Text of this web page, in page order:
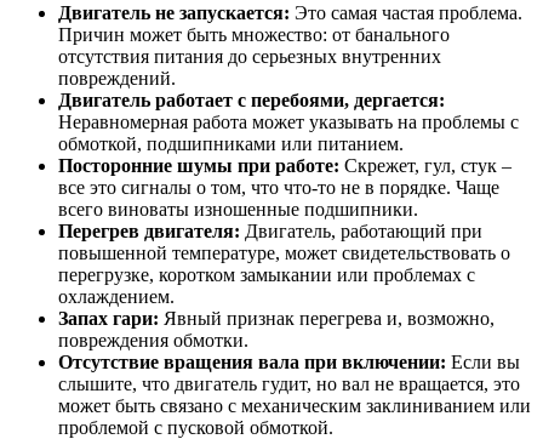
Двигатель не запускается: Это самая частая проблема.
Причин может быть множество: от банального
отсутствия питания до серьезных внутренних
повреждений.
Двигатель работает с перебоями, дергается:
Неравномерная работа может указывать на проблемы с
обмоткой, подшипниками или питанием.
Посторонние шумы при работе: Скрежет, гул, стук –
все это сигналы о том, что что-то не в порядке. Чаще
всего виноваты изношенные подшипники.
Перегрев двигателя: Двигатель, работающий при
повышенной температуре, может свидетельствовать о
перегрузке, коротком замыкании или проблемах с
охлаждением.
Запах гари: Явный признак перегрева и, возможно,
повреждения обмотки.
Отсутствие вращения вала при включении: Если вы
слышите, что двигатель гудит, но вал не вращается, это
может быть связано с механическим заклиниванием или
проблемой с пусковой обмоткой.